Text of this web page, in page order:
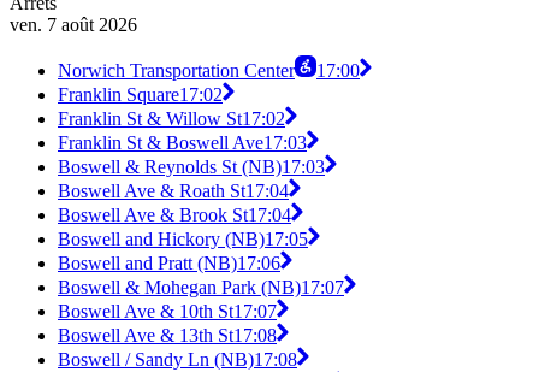
ven. 7 août 2026
Norwich Transportation Center
17:00
Franklin Square17:02
Franklin St & Willow St17:02
Franklin St & Boswell Ave17:03
Boswell & Reynolds St (NB)17:03
Boswell Ave & Roath St17:04
Boswell Ave & Brook St17:04
Boswell and Hickory (NB)17:05
Boswell and Pratt (NB)17:06
Boswell & Mohegan Park (NB)17:07
Boswell Ave & 10th St17:07
Boswell Ave & 13th St17:08
Boswell / Sandy Ln (NB)17:08